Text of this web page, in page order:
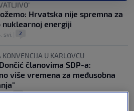
Hrvatska nije spremna za
nuklearnoj energiji
svi. 2
U KARLOVCU
članovima SDP-a:
više vremena za međusobna
svi.| 2